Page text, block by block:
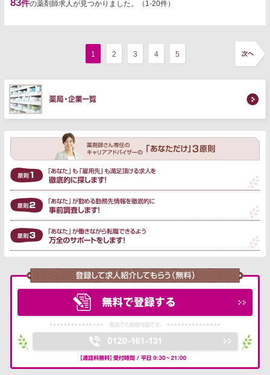
83件の薬剤師求人が見つかりました。（1-20件）
1 2 3 4 5